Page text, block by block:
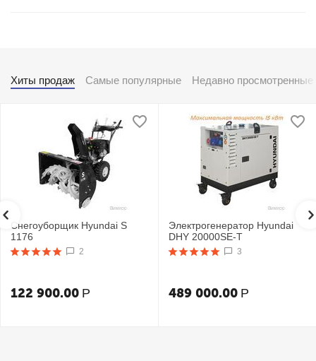
Хиты продаж Самые популярные Недавно просмотренные
Снегоуборщик Hyundai S
1176
2
122 900.00 Р
Электрогенератор Hyundai
DHY 20000SE-T
3
489 000.00 Р